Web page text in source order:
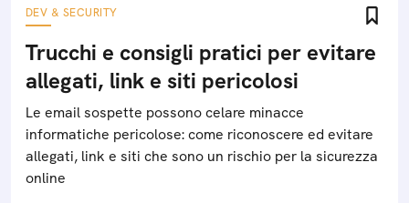
DEV & SECURITY
Trucchi e consigli pratici per evitare
allegati, link e siti pericolosi
Le email sospette possono celare minacce
informatiche pericolose: come riconoscere ed evitare
allegati, link e siti che sono un rischio per la sicurezza
online